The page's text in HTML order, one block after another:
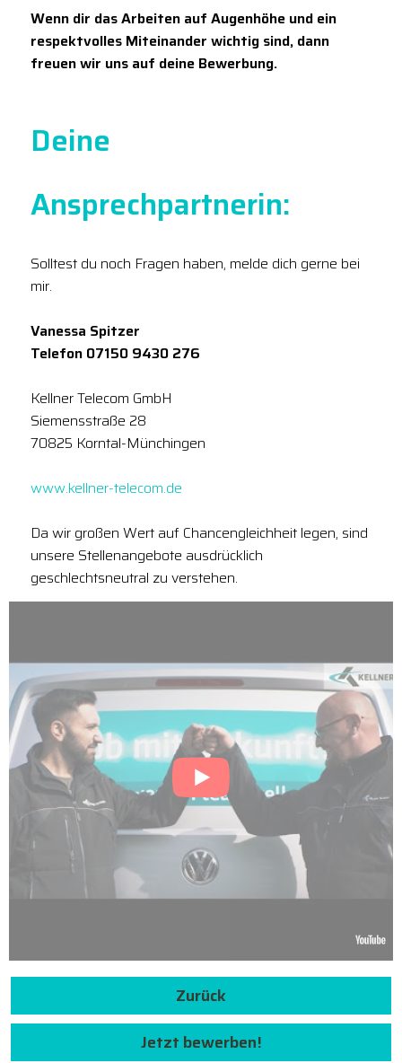
Wenn dir das Arbeiten auf Augenhöhe und ein
respektvolles Miteinander wichtig sind, dann
freuen wir uns auf deine Bewerbung.
Deine
Ansprechpartnerin:
Solltest du noch Fragen haben, melde dich gerne bei
mir.
Vanessa Spitzer
Telefon 07150 9430 276
Kellner Telecom GmbH
Siemensstraße 28
70825 Korntal-Münchingen
www.kellner-telecom.de
Da wir großen Wert auf Chancengleichheit legen, sind
unsere Stellenangebote ausdrücklich
geschlechtsneutral zu verstehen.
Zurück
Jetzt bewerben!